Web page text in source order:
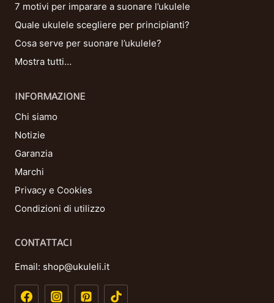
7 motivi per imparare a suonare l’ukulele
Quale ukulele scegliere per principianti?
Cosa serve per suonare l’ukulele?
Mostra tutti…
INFORMAZIONE
Chi siamo
Notizie
Garanzia
Marchi
Privacy e Cookies
Condizioni di utilizzo
CONTATTACI
Email: shop@ukuleli.it